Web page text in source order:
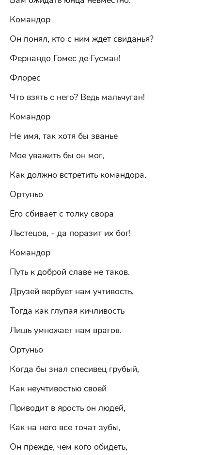
Командор
Он понял, кто с ним ждет свиданья?
Фернандо Гомес де Гусман!
Флорес
Что взять с него? Ведь мальчуган!
Командор
Не имя, так хотя бы званье
Мое уважить бы он мог,
Как должно встретить командора.
Ортуньо
Его сбивает с толку свора
Льстецов, - да поразит их бог!
Командор
Путь к доброй славе не таков.
Друзей вербует нам учтивость,
Тогда как глупая кичливость
Лишь умножает нам врагов.
Ортуньо
Когда бы знал спесивец грубый,
Как неучтивостью своей
Приводит в ярость он людей,
Как на него все точат зубы,
Он прежде, чем кого обидеть,